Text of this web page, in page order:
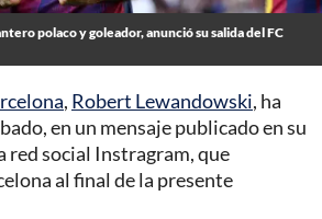
polaco y goleador, anunció su salida del FC
, Robert Lewandowski, ha
en un mensaje publicado en su
red social Instragram, que
al final de la presente